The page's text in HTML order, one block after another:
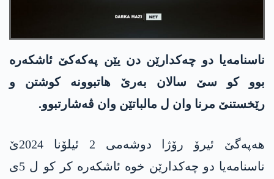
ناسنامه‌یا دو چه‌كدارێن دن یێن په‌كه‌كێ ئاشكه‌ره‌
بوو كو سێ سالان به‌رێ هاتبوونه‌ كوشتن و
رێخستنێ مرنا وان ل مالباتێن وان ڤه‌شارتبوو.
هه‌په‌گێ ئیرۆ رۆژا دوشه‌می 2 ئیلۆنا 2024ێ
ناسنامه‌یا دو چه‌كدارێن خوه‌ ئاشكه‌ره‌ كر كو ل 5ی